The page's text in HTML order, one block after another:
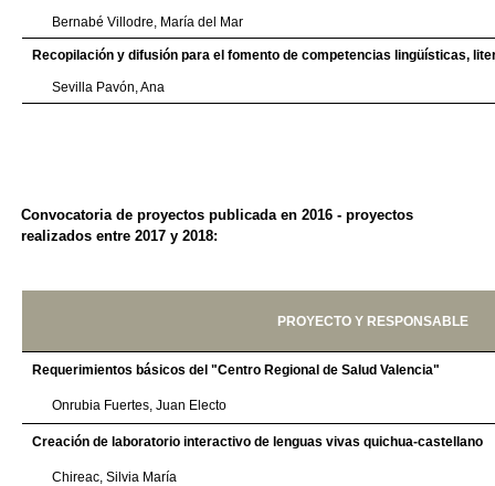
Bernabé Villodre, María del Mar
Recopilación y difusión para el fomento de competencias lingüísticas,
Sevilla Pavón, Ana
Convocatoria de proyectos publicada en 2016- proyectos
realizados entre 2017 y 2018:
PROYECTO Y RESPONSABLE
Requerimientos básicos del "Centro Regional de Salud Valencia"
Onrubia Fuertes, Juan Electo
Creación de laboratorio interactivo de lenguas vivas quichua-castellano
Chireac, Silvia María